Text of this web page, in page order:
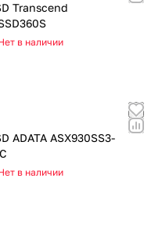
Transcend
в наличии
ADATA ASX930SS3-
в наличии